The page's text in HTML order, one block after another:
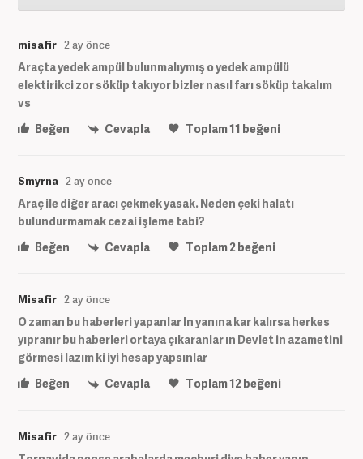
misafir 2 ay önce
Araçta yedek ampül bulunmalıymış o yedek ampülü
elektirikci zor söküp takıyor bizler nasıl farı söküp takalım
vs
Beğen
Cevapla Toplam11 beğeni
Smyrna 2 ay önce
Araç ile diğer aracı çekmek yasak. Neden çeki halatı
bulundurmamak cezai işleme tabi?
Beğen
Cevapla Toplam2beğeni
Misafir 2 ay önce
O zaman bu haberleri yapanlar ln yanına kar kalırsa herkes
yıpranır bu haberleri ortaya çıkaranlar ın Devlet in azametini
görmesi lazım ki iyi hesap yapsınlar
Beğen
Cevapla Toplam12beğeni
Misafir 2 ay önce